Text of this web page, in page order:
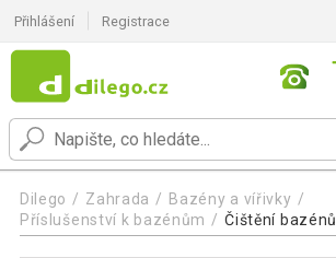
Přihlášení Registrace
Dilego Zahrada
Bazény a vířivky
Příslušenství k bazénům
Čištění bazénů